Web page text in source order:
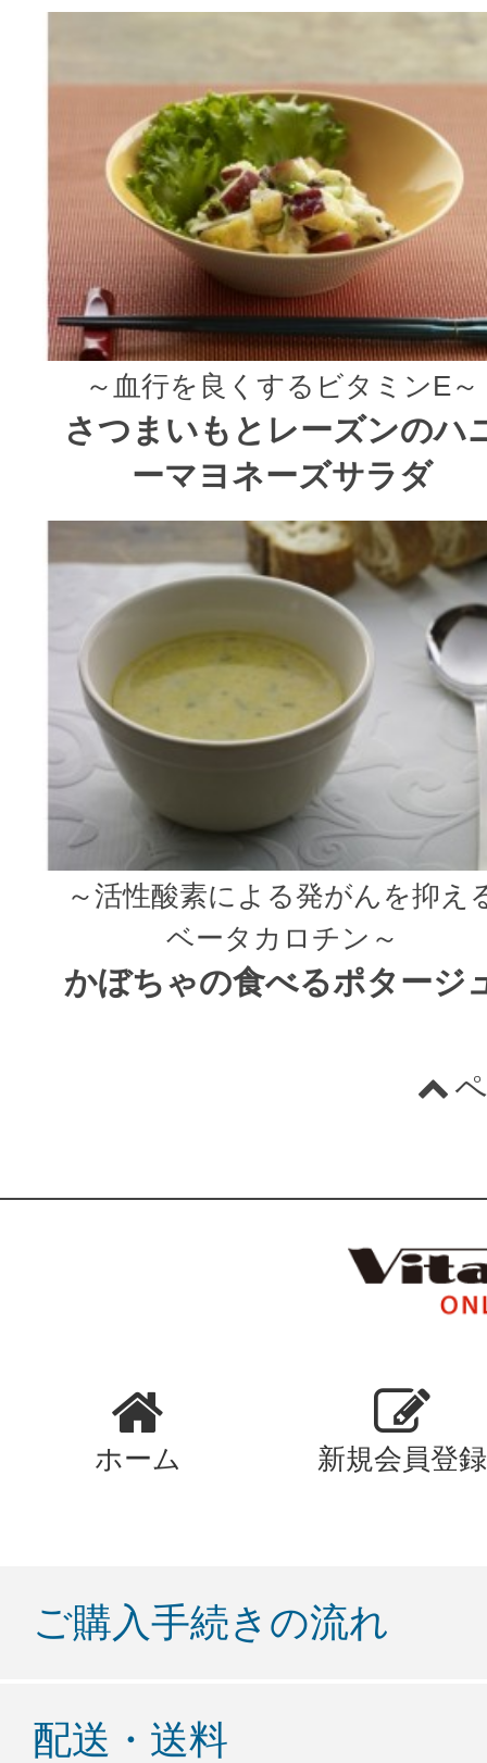
～血行を良くするビタミンE～
さつまいもとレーズンのハ
ーマヨネーズサラダ
～活性酸素による発がんを抑え
ベータカロチン～
かぼちゃの食べるポタージ
ホーム 新規会員登録
ご購入手続きの流れ
配送・送料